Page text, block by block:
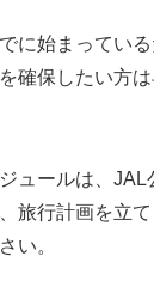
に始まってい
確保したい方
ュールは、
旅行計画を立
い。